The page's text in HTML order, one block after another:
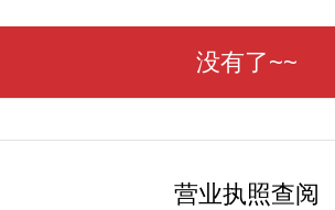
没有了~~
营业执照查阅